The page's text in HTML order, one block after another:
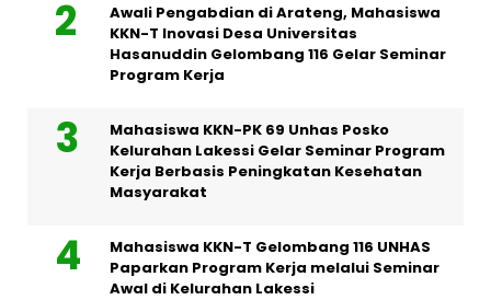
Awali Pengabdian di Arateng, Mahasiswa
KKN-T Inovasi Desa Universitas
Hasanuddin Gelombang 116 Gelar Seminar
Program Kerja
Mahasiswa KKN-PK 69 Unhas Posko
Kelurahan Lakessi Gelar Seminar Program
Kerja Berbasis Peningkatan Kesehatan
Masyarakat
Mahasiswa KKN-T Gelombang 116 UNHAS
Paparkan Program Kerja melalui Seminar
Awal di Kelurahan Lakessi